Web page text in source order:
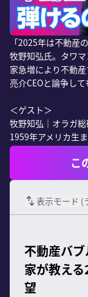
「2025年は不動産
牧野知弘氏。タワ
家急増により不動
亮介CEOと論争して
＜ゲスト＞
牧野知弘｜オラガ総
1959年アメリカ生
こ
表示モード (
不動産バ
家が教え
望